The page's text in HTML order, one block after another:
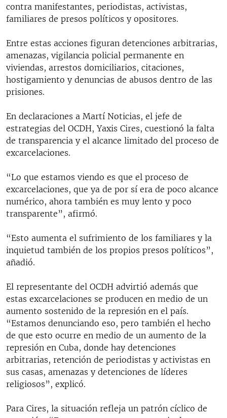
contra manifestantes, periodistas, activistas,
familiares de presos políticos y opositores.
Entre estas acciones figuran detenciones arbitrarias,
amenazas, vigilancia policial permanente en
viviendas, arrestos domiciliarios, citaciones,
hostigamiento y denuncias de abusos dentro de las
prisiones.
En declaraciones a Martí Noticias, el jefe de
estrategias del OCDH, Yaxis Cires, cuestionó la falta
de transparencia y el alcance limitado del proceso de
excarcelaciones.
“Lo que estamos viendo es que el proceso de
excarcelaciones, que ya de por sí era de poco alcance
numérico, ahora también es muy lento y poco
transparente”, afirmó.
“Esto aumenta el sufrimiento de los familiares y la
inquietud también de los propios presos políticos”,
añadió.
El representante del OCDH advirtió además que
estas excarcelaciones se producen en medio de un
aumento sostenido de la represión en el país.
“Estamos denunciando eso, pero también el hecho
de que esto ocurre en medio de un aumento de la
represión en Cuba, donde hay detenciones
arbitrarias, retención de periodistas y activistas en
sus casas, amenazas y detenciones de líderes
religiosos”, explicó.
Para Cires, la situación refleja un patrón cíclico de